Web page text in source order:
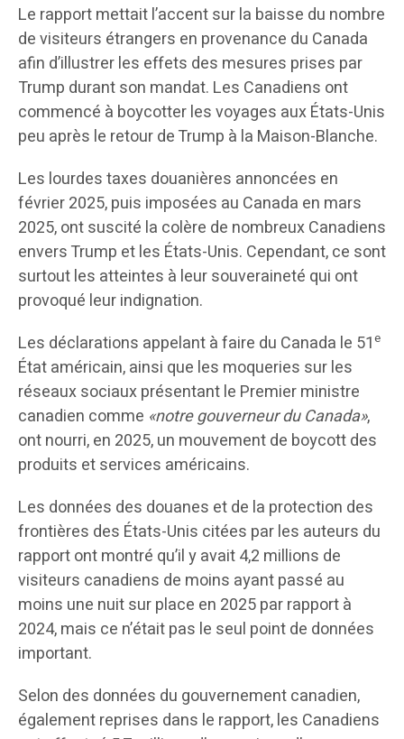
Le rapport mettait l’accent sur la baisse du nombre
de visiteurs étrangers en provenance du Canada
afin d’illustrer les effets des mesures prises par
Trump durant son mandat. Les Canadiens ont
commencé à boycotter les voyages aux États-Unis
peu après le retour de Trump à la Maison-Blanche.
Les lourdes taxes douanières annoncées en
février 2025, puis imposées au Canada en mars
2025, ont suscité la colère de nombreux Canadiens
envers Trump et les États-Unis. Cependant, ce sont
surtout les atteintes à leur souveraineté qui ont
provoqué leur indignation.
Les déclarations appelant à faire du Canada le 51e
État américain, ainsi que les moqueries sur les
réseaux sociaux présentant le Premier ministre
canadien comme «notre gouverneur du Canada»,
ont nourri, en 2025, un mouvement de boycott des
produits et services américains.
Les données des douanes et de la protection des
frontières des États-Unis citées par les auteurs du
rapport ont montré qu’il y avait 4,2 millions de
visiteurs canadiens de moins ayant passé au
moins une nuit sur place en 2025 par rapport à
2024, mais ce n’était pas le seul point de données
important.
Selon des données du gouvernement canadien,
également reprises dans le rapport, les Canadiens